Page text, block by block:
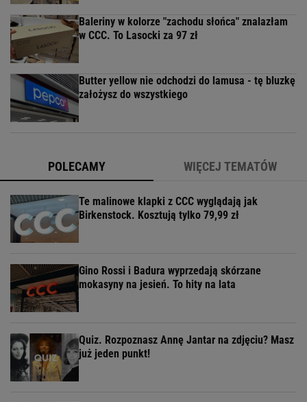
Baleriny w kolorze "zachodu słońca" znalazłam
w CCC. To Lasocki za 97 zł
Butter yellow nie odchodzi do lamusa - tę bluzkę
założysz do wszystkiego
POLECAMY WIĘCEJ TEMATÓW
Te malinowe klapki z CCC wyglądają jak
Birkenstock. Kosztują tylko 79,99 zł
Gino Rossi i Badura wyprzedają skórzane
mokasyny na jesień. To hity na lata
Quiz. Rozpoznasz Annę Jantar na zdjęciu? Masz
już jeden punkt!